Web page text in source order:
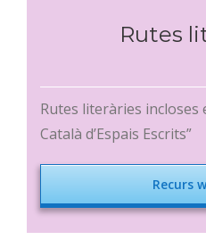
Rutes
Rutes literàries incloses
Català d’Espais Escrits”
Recurs